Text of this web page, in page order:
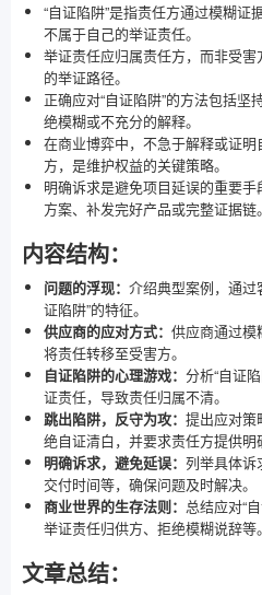
“自证陷阱”是指责任方通过模糊
不属于自己的举证责任。
举证责任应归属责任方，而非受
的举证路径。
正确应对“自证陷阱”的方法包括
绝模糊或不充分的解释。
在商业博弈中，不急于解释或证
方，是维护权益的关键策略。
明确诉求是避免项目延误的重要
方案、补发完好产品或完整证据链。
内容结构：
问题的浮现： 介绍典型案例，通过
证陷阱”的特征。
供应商的应对方式： 供应商通过模
将责任转移至受害方。
自证陷阱的心理游戏： 分析“自证
证责任，导致责任归属不清。
跳出陷阱，反守为攻： 提出应对策
绝自证清白，并要求责任方提供明
明确诉求，避免延误： 列举具体诉
交付时间等，确保问题及时解决。
商业世界的生存法则： 总结应对“
举证责任归供方、拒绝模糊说辞等。
文章总结：